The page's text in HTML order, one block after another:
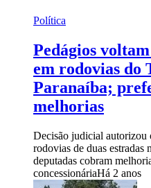
Política
Pedágios
em rodovias do
Paranaíba;
melhorias
Decisão judicial autorizou
rodovias de duas estradas
deputadas cobram
concessionáriaHá 2 anos